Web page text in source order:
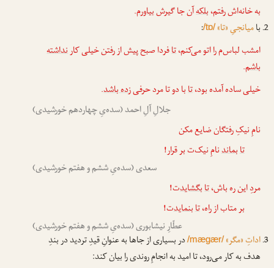
به خانه‌اش رفتم،بلکهآن جا گیرشبیاورم.
بامیانجیِ «تا»/tɒ/
:
امشب لباس‌م را اتو می‌کنم،تافردا صبح پیش از رفتن خیلی کارنداشته
باشم.
خیلی ساده آمده بود،تابا دو تا مرد حرفیزده باشد.
جلالِ آلِ احمد (سده‌یِ چهاردهم خورشیدی)
نامِ نیکِ رفتگان ضایع مکن
تابماندنامِ نیک‌ت بر قرار!
سعدی (سده‌یِ ششم و هفتم خورشیدی)
مردِ این ره باش،تابگشایدت!
بر متاب از راه،تابنمایدت!
عطّارِ نیشابوری (سده‌یِ ششم و هفتم خورشیدی)
اداتِ «مگر»/mægær/
در بسیاری از جاها به عنوانِ قیدِ تردید در بندِ
هدف به کار می‌رود، تا امید به انجامِ روندی را بیان کند: